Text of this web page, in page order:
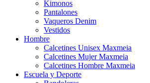
Kimonos
Pantalones
Vaqueros Denim
Vestidos
Hombre
Calcetines Unisex Maxmeia
Calcetines Mujer Maxmeia
Calcetines Hombre Maxmeia
Escuela y Deporte